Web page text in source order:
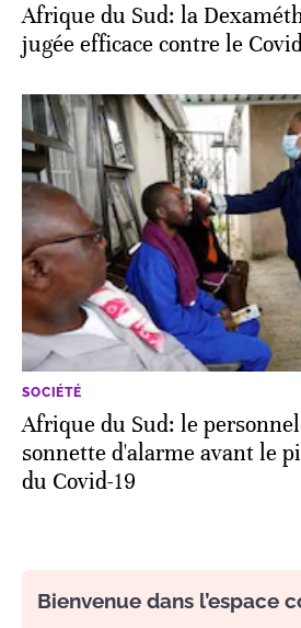
Afrique du Sud: la
jugée efficace contre le
SOCIÉTÉ
Afrique du Sud: le
sonnette d'alarme avant le
du Covid-19
Bienvenue dans l’espace